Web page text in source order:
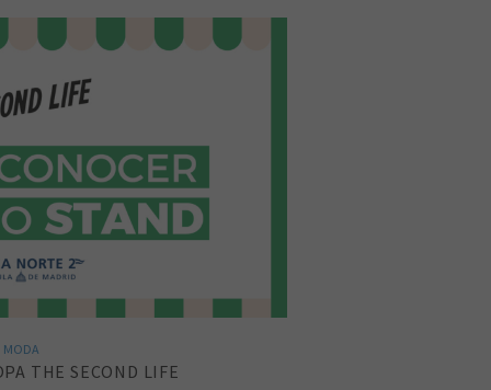
MODA
THE SECOND LIFE